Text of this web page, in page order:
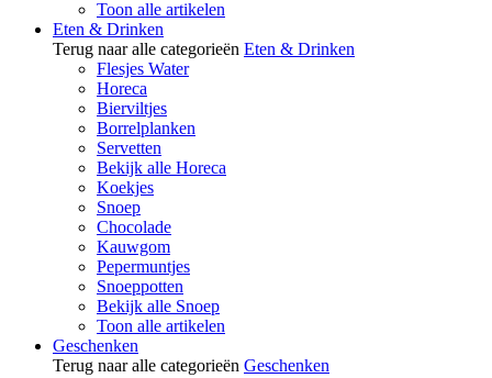
Toon alle artikelen
Eten & Drinken
Terug naar alle categorieën Eten & Drinken
Flesjes Water
Horeca
Bierviltjes
Borrelplanken
Servetten
Bekijk alle Horeca
Koekjes
Snoep
Chocolade
Kauwgom
Pepermuntjes
Snoeppotten
Bekijk alle Snoep
Toon alle artikelen
Geschenken
Terug naar alle categorieën Geschenken